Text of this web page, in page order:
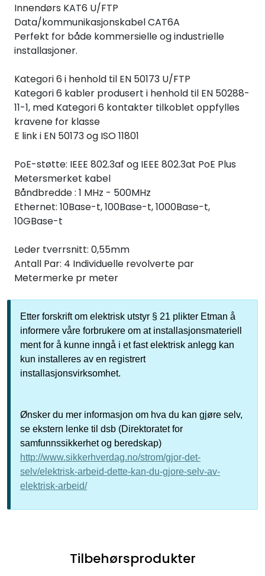
Innendørs KAT6 U/FTP
Data/kommunikasjonskabel CAT6A
Perfekt for både kommersielle og industrielle
installasjoner.
Kategori 6 i henhold til EN 50173 U/FTP
Kategori 6 kabler produsert i henhold til EN 50288-
11-1, med Kategori 6 kontakter tilkoblet oppfylles
kravene for klasse
E link i EN 50173 og ISO 11801
PoE-støtte: IEEE 802.3af og IEEE 802.3at PoE Plus
Metersmerket kabel
Båndbredde : 1 MHz - 500MHz
Ethernet: 10Base-t, 100Base-t, 1000Base-t,
10GBase-t
Leder tverrsnitt: 0,55mm
Antall Par: 4 Individuelle revolverte par
Metermerke pr meter
Etter forskrift om elektrisk utstyr § 21 plikter Etman å
informere våre forbrukere om at installasjonsmateriell
ment for å kunne inngå i et fast elektrisk anlegg kan
kun installeres av en registrert
installasjonsvirksomhet.
Ønsker du mer informasjon om hva du kan gjøre selv,
se ekstern lenke til dsb (Direktoratet for
samfunnssikkerhet og beredskap)
http://www.sikkerhverdag.no/strom/gjor-det-
selv/elektrisk-arbeid-dette-kan-du-gjore-selv-av-
elektrisk-arbeid/
Tilbehørsprodukter